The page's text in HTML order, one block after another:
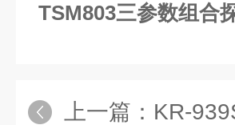
TSM803三参数组合
上一篇： KR-